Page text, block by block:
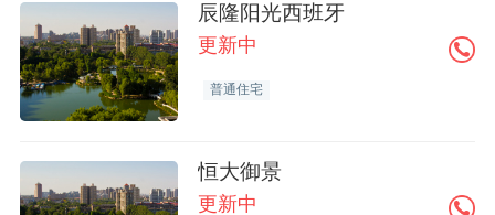
辰隆阳光西班牙
更新中
普通住宅
恒大御景
更新中